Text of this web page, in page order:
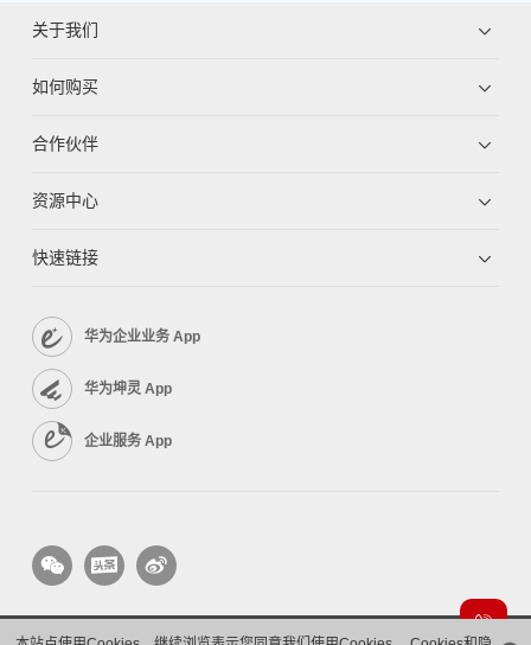
关于我们
如何购买
合作伙伴
资源中心
快速链接
华为企业业务 App
华为坤灵 App
企业服务 App